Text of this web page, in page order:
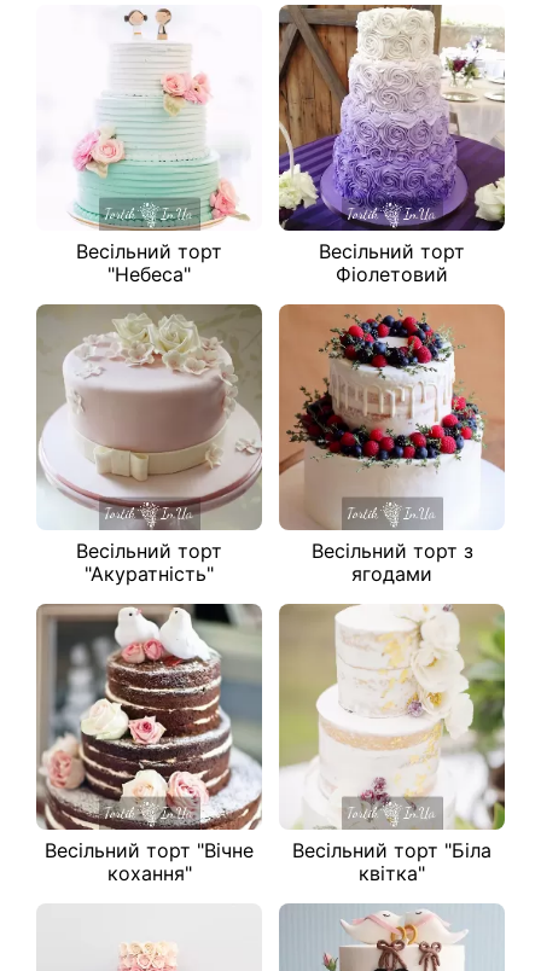
Весільний торт
"Небеса"
Весільний торт
Фіолетовий
Весільний торт
"Акуратність"
Весільний торт з
ягодами
Весільний торт "Вічне
кохання"
Весільний торт "Біла
квітка"